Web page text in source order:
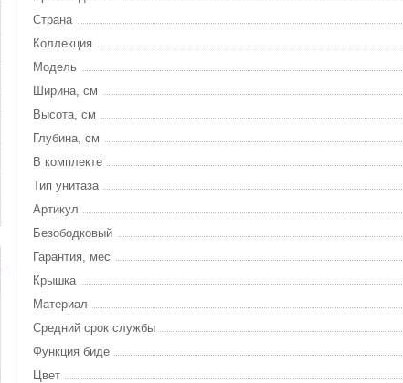
Страна
Коллекция
Модель
Ширина, см
Высота, см
Глубина, см
В комплекте
Тип унитаза
Артикул
Безободковый
Гарантия, мес
Крышка
Материал
Средний срок службы
Функция биде
Цвет